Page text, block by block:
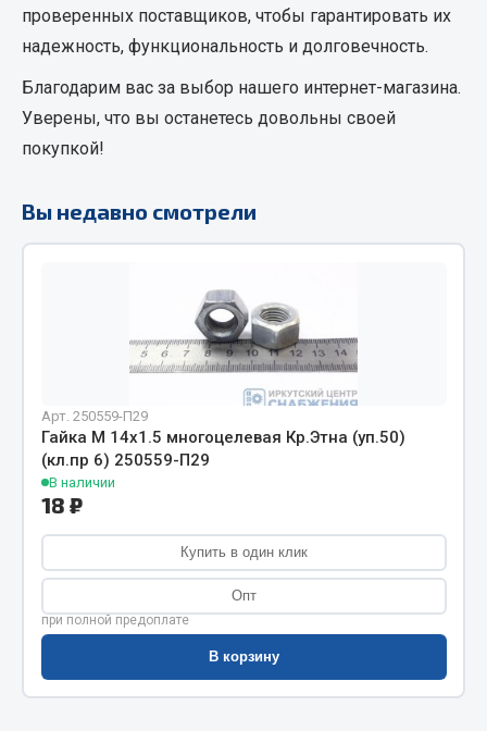
Соединительные элементы
Camozzi
Адаптеры и переходники
Трубки, муфты, гайки
Инструмент
Автомобильный инструмент
Измерительный инструмент
Крепежный инструмент
Режущий инструмент
Слесарный инструмент
проверенных поставщиков, чтобы гарантировать их
надежность, функциональность и долговечность.
Благодарим вас за выбор нашего интернет-магазина.
Уверены, что вы останетесь довольны своей
покупкой!
Вы недавно смотрели
Арт. 250559-П29
Гайка М 14х1.5 многоцелевая Кр.Этна (уп.50)
(кл.пр 6) 250559-П29
В наличии
18 ₽
Купить в один клик
Опт
при полной предоплате
В корзину